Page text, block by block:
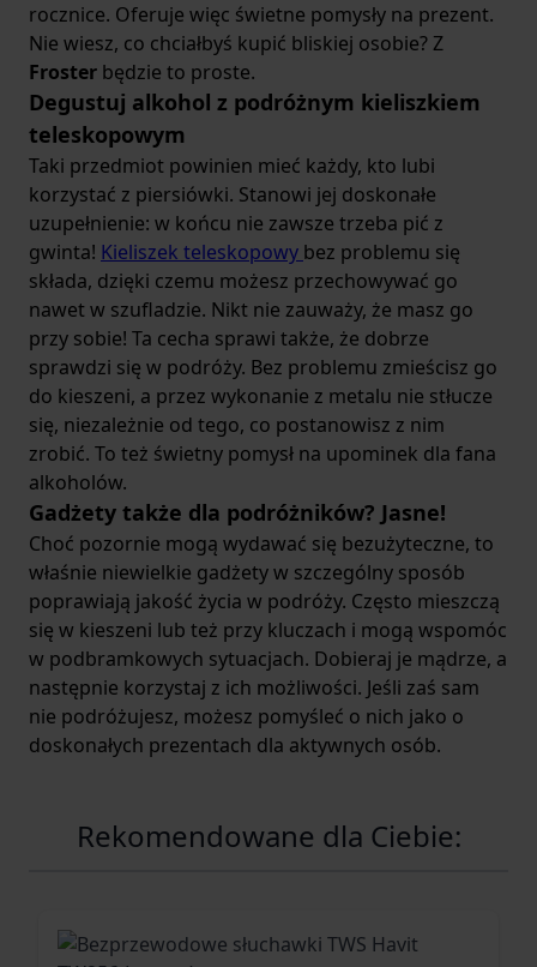
rocznice. Oferuje więc świetne pomysły na prezent.
Nie wiesz, co chciałbyś kupić bliskiej osobie? Z
Froster będzie to proste.
Degustuj alkohol z podróżnym kieliszkiem
teleskopowym
Taki przedmiot powinien mieć każdy, kto lubi
korzystać z piersiówki. Stanowi jej doskonałe
uzupełnienie: w końcu nie zawsze trzeba pić z
gwinta! Kieliszek teleskopowy bez problemu się
składa, dzięki czemu możesz przechowywać go
nawet w szufladzie. Nikt nie zauważy, że masz go
przy sobie! Ta cecha sprawi także, że dobrze
sprawdzi się w podróży. Bez problemu zmieścisz go
do kieszeni, a przez wykonanie z metalu nie stłucze
się, niezależnie od tego, co postanowisz z nim
zrobić. To też świetny pomysł na upominek dla fana
alkoholów.
Gadżety także dla podróżników? Jasne!
Choć pozornie mogą wydawać się bezużyteczne, to
właśnie niewielkie gadżety w szczególny sposób
poprawiają jakość życia w podróży. Często mieszczą
się w kieszeni lub też przy kluczach i mogą wspomóc
w podbramkowych sytuacjach. Dobieraj je mądrze, a
następnie korzystaj z ich możliwości. Jeśli zaś sam
nie podróżujesz, możesz pomyśleć o nich jako o
doskonałych prezentach dla aktywnych osób.
Rekomendowane dla Ciebie: